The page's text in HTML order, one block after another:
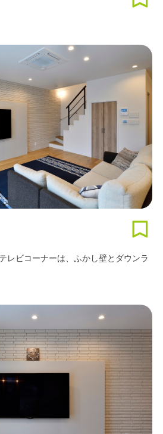
レビコーナーは、ふかし壁とダウンラ